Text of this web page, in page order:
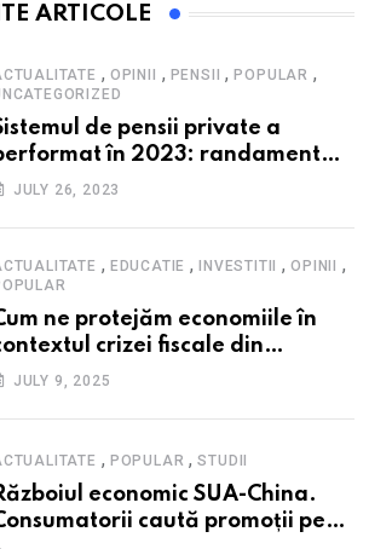
ARTICOLE
, OPINII , PENSII ,POPULAR ,
de pensii private a
în 2023: randament
inflație, active și plăți la
ofertei Hidroelectrica,
la crize
JULY 26, 2023
, EDUCATIE , INVESTITII ,OPINII ,
ne protejăm economiile în
crizei fiscale din
Valentin Ionescu,
(ISF)
JULY 9, 2025
, POPULAR ,STUDII
economic SUA-China.
caută promoții pe